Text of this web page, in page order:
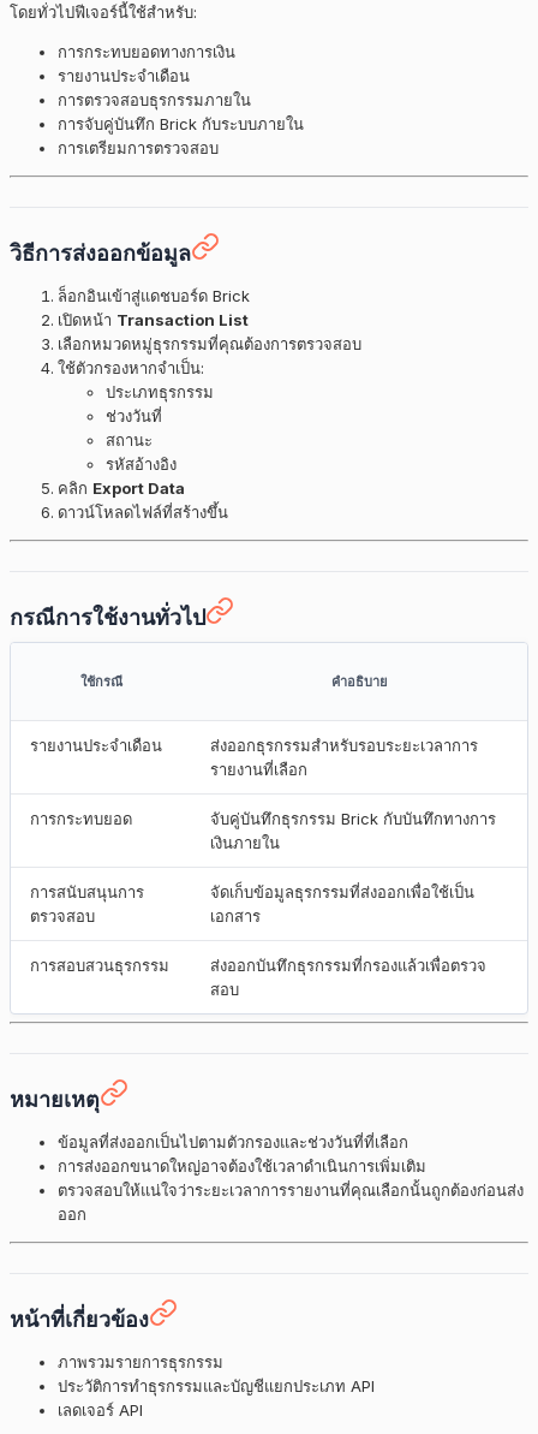
โดยทั่วไปฟีเจอร์นี้ใช้สำหรับ:
การกระทบยอดทางการเงิน
รายงานประจำเดือน
การตรวจสอบธุรกรรมภายใน
การจับคู่บันทึก Brick กับระบบภายใน
การเตรียมการตรวจสอบ
วิธีการส่งออกข้อมูล
ล็อกอินเข้าสู่แดชบอร์ด Brick
เปิดหน้า Transaction List
เลือกหมวดหมู่ธุรกรรมที่คุณต้องการตรวจสอบ
ใช้ตัวกรองหากจำเป็น:
ประเภทธุรกรรม
ช่วงวันที่
สถานะ
รหัสอ้างอิง
คลิก Export Data
ดาวน์โหลดไฟล์ที่สร้างขึ้น
กรณีการใช้งานทั่วไป
ใช้กรณี คำอธิบาย
รายงานประจำเดือน
ส่งออกธุรกรรมสำหรับรอบระยะเวลาการ
รายงานที่เลือก
การกระทบยอด
จับคู่บันทึกธุรกรรม Brick กับบันทึกทางการ
เงินภายใน
การสนับสนุนการ
ตรวจสอบ
จัดเก็บข้อมูลธุรกรรมที่ส่งออกเพื่อใช้เป็น
เอกสาร
การสอบสวนธุรกรรม
ส่งออกบันทึกธุรกรรมที่กรองแล้วเพื่อตรวจ
สอบ
หมายเหตุ
ข้อมูลที่ส่งออกเป็นไปตามตัวกรองและช่วงวันที่ที่เลือก
การส่งออกขนาดใหญ่อาจต้องใช้เวลาดำเนินการเพิ่มเติม
ตรวจสอบให้แน่ใจว่าระยะเวลาการรายงานที่คุณเลือกนั้นถูกต้องก่อนส่ง
ออก
หน้าที่เกี่ยวข้อง
ภาพรวมรายการธุรกรรม
ประวัติการทำธุรกรรมและบัญชีแยกประเภท API
เลดเจอร์ API